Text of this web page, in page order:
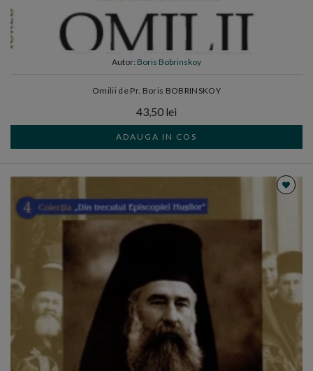
Autor: Boris Bobrinskoy
Omilii de Pr. Boris BOBRINSKOY
43,50 lei
ADAUGA IN COS